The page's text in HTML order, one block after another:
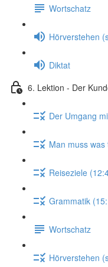
Wortschatz
Hörverstehen
Diktat
6. Lektion - Der
Der Umgang
Man muss
Reiseziele
Grammatik
Wortschatz
Hörverstehen